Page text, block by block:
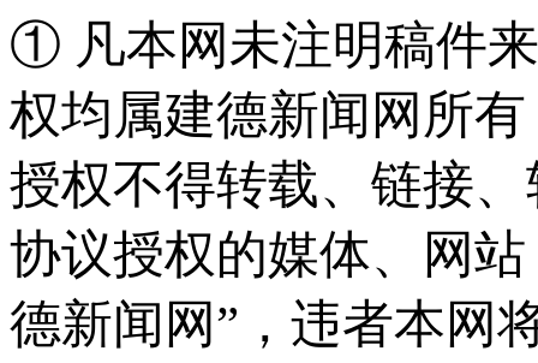
① 凡本网未注明稿件
权均属建德新闻网所
授权不得转载、链接
协议授权的媒体、网
德新闻网”，违者本网